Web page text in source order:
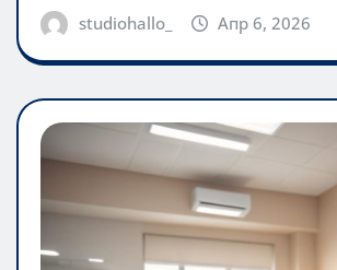
studiohallo_ Апр 6, 2026